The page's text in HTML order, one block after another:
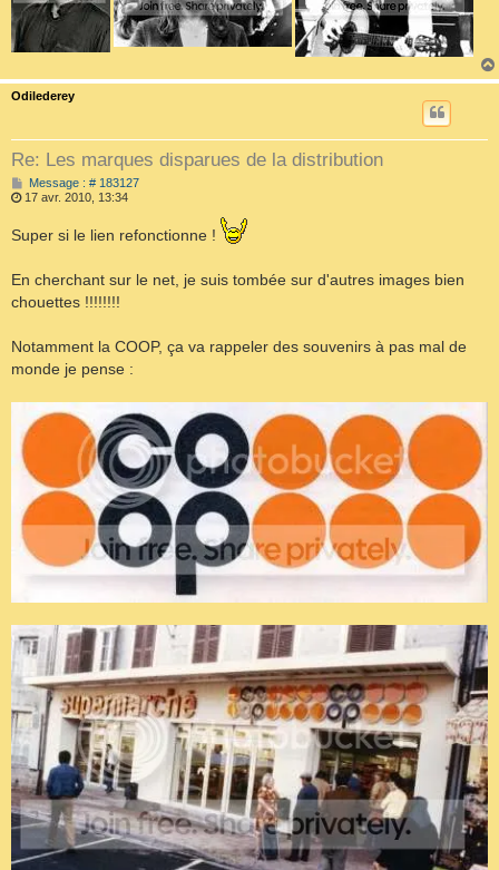
Odilederey
Re: Les marques disparues de la distribution
Message : # 183127M
a
17 avr. 2010, 13:34
Super si le lien refonctionne !
En cherchant sur le net, je suis tombée sur d'autres images bien
chouettes !!!!!!!!
Notamment la COOP, ça va rappeler des souvenirs à pas mal de
monde je pense :